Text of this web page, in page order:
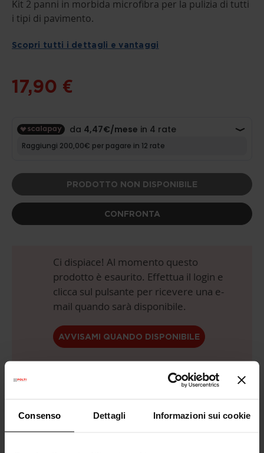
Consenso Dettagli Informazioni sui cookie
BEGINNING
OF
IMAGES
GALLERY
Kit 2 panni in morbida microfibra per la pulizia di tutti
i tipi di pavimento.
Scopri tutti i dettagli e vantaggi
17,90 €
PRODOTTO NON DISPONIBILE
CONFRONTA
Ci dispiace! Al momento questo
prodotto è esaurito. Effettua il login e
clicca sul pulsante per ricevere una e-
mail quando sarà disponibile.
AVVISAMI QUANDO DISPONIBILE